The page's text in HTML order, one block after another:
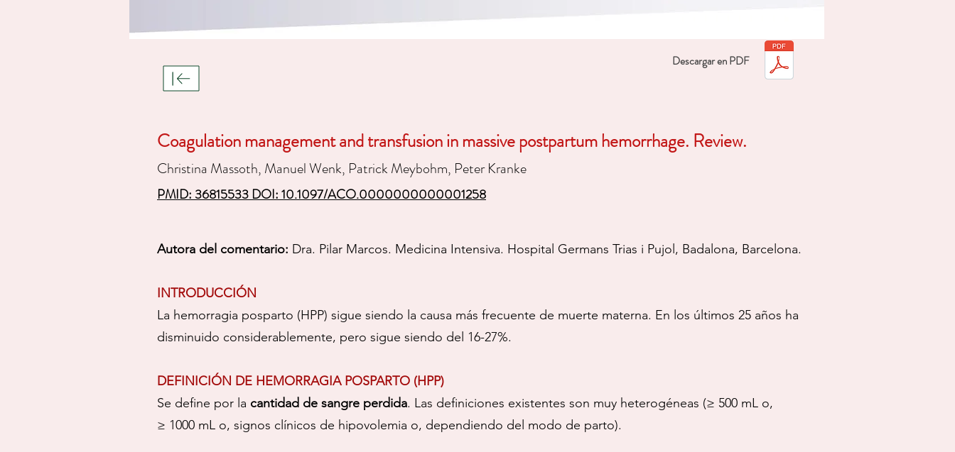
Descargar en PDF
Coagulation management and transfusion in massive postpartum hemorrhage. Review.
Christina Massoth, Manuel Wenk, Patrick Meybohm, Peter Kranke
PMID: 36815533 DOI: 10.1097/ACO.0000000000001258
Autora del comentario: Dra. Pilar Marcos. Medicina Intensiva. Hospital Germans Trias i Pujol, Badalona, Barcelona.
INTRODUCCIÓN
La hemorragia posparto (HPP) sigue siendo la causa más frecuente de muerte materna. En los últimos 25 años ha
disminuido considerablemente, pero sigue siendo del 16-27%.
DEFINICIÓN DE HEMORRAGIA POSPARTO (HPP)
Se define por la cantidad de sangre perdida. Las definiciones existentes son muy heterogéneas (≥ 500 mL o,
≥ 1000 mL o, signos clínicos de hipovolemia o, dependiendo del modo de parto).